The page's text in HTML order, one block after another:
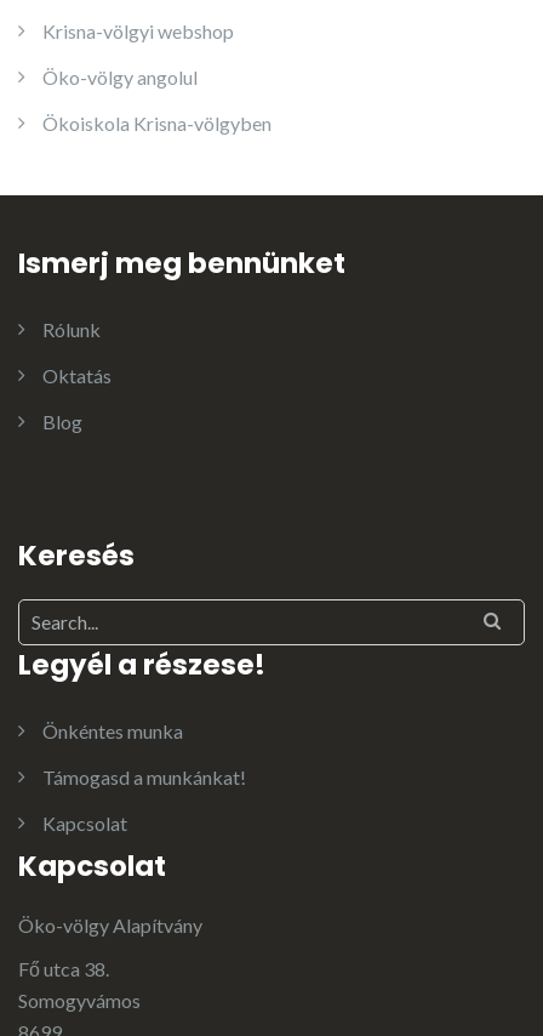
Krisna-völgyi webshop
Öko-völgy angolul
Ökoiskola Krisna-völgyben
Ismerj meg bennünket
Rólunk
Oktatás
Blog
Keresés
Legyél a részese!
Önkéntes munka
Támogasd a munkánkat!
Kapcsolat
Kapcsolat
Öko-völgy Alapítvány
Fő utca 38.
Somogyvámos